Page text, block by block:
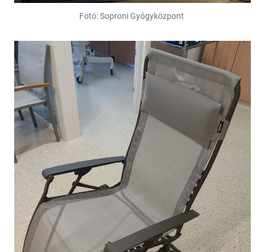
Fotó: Soproni Gyógyközpont